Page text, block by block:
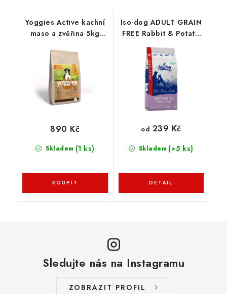
Yoggies Active kachní
maso a zvěřina 5kg
Skladem (1 ks)
890 Kč
Iso-dog ADULT GRAIN
FREE Rabbit & Potato
Mini & Small Breeds
Skladem (>5 ks)
od 239 Kč
Sledujte nás na Instagramu
ZOBRAZIT PROFIL